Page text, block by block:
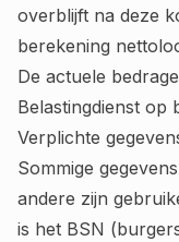
overblijft na deze
berekening
De actuele
Belastingdienst op
Verplichte
Sommige
andere zijn
is het BSN